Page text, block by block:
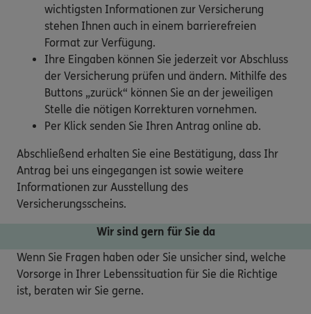
wichtigsten Informationen zur Versicherung
stehen Ihnen auch in einem barrierefreien
Format zur Verfügung.
Ihre Eingaben können Sie jederzeit vor Abschluss
der Versicherung prüfen und ändern. Mithilfe des
Buttons „zurück“ können Sie an der jeweiligen
Stelle die nötigen Korrekturen vornehmen.
Per Klick senden Sie Ihren Antrag online ab.
Abschließend erhalten Sie eine Bestätigung, dass Ihr
Antrag bei uns eingegangen ist sowie weitere
Informationen zur Ausstellung des
Versicherungsscheins.
Wir sind gern für Sie da
Wenn Sie Fragen haben oder Sie unsicher sind, welche
Vorsorge in Ihrer Lebenssituation für Sie die Richtige
ist, beraten wir Sie gerne.